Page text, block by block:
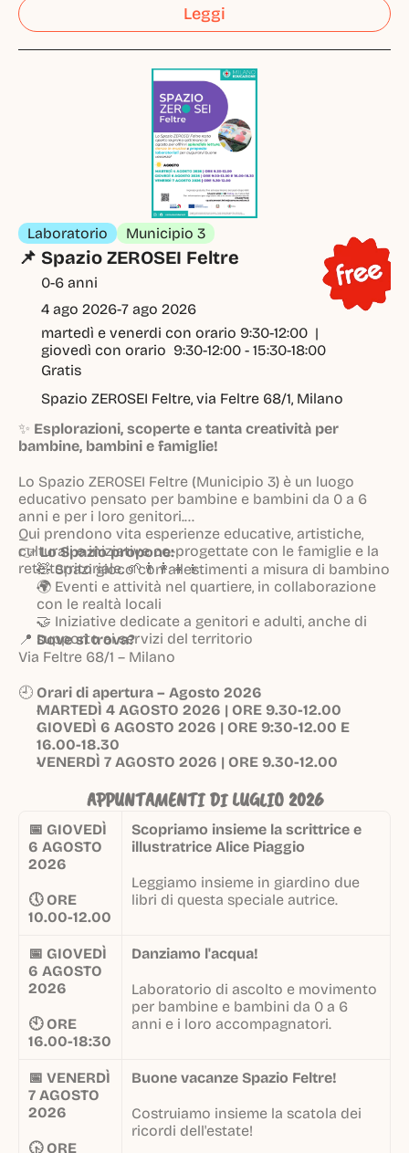
Leggi
Laboratorio Municipio 3
📌 Spazio ZEROSEI Feltre
0-6 anni
4 ago 2026-7 ago 2026
martedì e venerdi con orario 9:30-12:00  |
giovedì con orario  9:30-12:00 - 15:30-18:00
Gratis
Spazio ZEROSEI Feltre, via Feltre 68/1, Milano
✨ Esplorazioni, scoperte e tanta creatività per
bambine, bambini e famiglie!
Lo Spazio ZEROSEI Feltre (Municipio 3) è un luogo
educativo pensato per bambine e bambini da 0 a 6
anni e per i loro genitori.
Qui prendono vita esperienze educative, artistiche,
culturali e iniziative co-progettate con le famiglie e la
rete territoriale. 🌱👨‍👩‍👧‍👦
👉Lo Spazio propone:
🧸 Spazi gioco con allestimenti a misura di bambino
🌍 Eventi e attività nel quartiere, in collaborazione
con le realtà locali
🤝 Iniziative dedicate a genitori e adulti, anche di
supporto ai servizi del territorio
📍 Dove si trova?
Via Feltre 68/1 – Milano
🕘 Orari di apertura – Agosto 2026
MARTEDÌ 4 AGOSTO 2026 | ORE 9.30-12.00
GIOVEDÌ 6 AGOSTO 2026 | ORE 9:30-12.00 E
16.00-18.30
VENERDÌ 7 AGOSTO 2026 | ORE 9.30-12.00
APPUNTAMENTI DI LUGLIO 2026
📅 GIOVEDÌ
6 AGOSTO
2026
🕔 ORE
10.00-12.00
Scopriamo insieme la scrittrice e
illustratrice Alice Piaggio
Leggiamo insieme in giardino due
libri di questa speciale autrice.
📅 GIOVEDÌ
6 AGOSTO
2026
🕙 ORE
16.00-18:30
Danziamo l'acqua!
Laboratorio di ascolto e movimento
per bambine e bambini da 0 a 6
anni e i loro accompagnatori.
📅 VENERDÌ
7 AGOSTO
2026
🕟 ORE
Buone vacanze Spazio Feltre!
Costruiamo insieme la scatola dei
ricordi dell'estate!